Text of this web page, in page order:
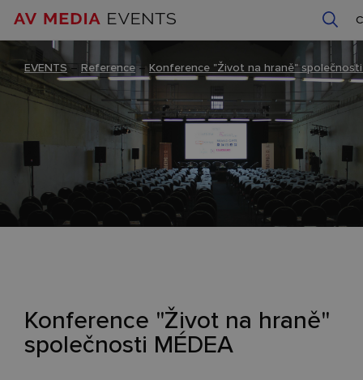
EVENTS – Reference– Konference "Život na hraně" společnosti
Konference "Život na hraně"
společnosti MÉDEA